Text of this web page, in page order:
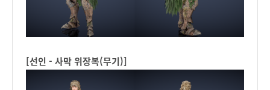
[선인 - 사막 위장복(무기)]